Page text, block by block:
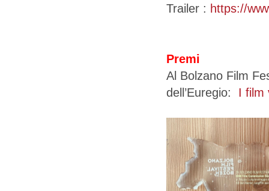
Trailer : https://
Premi
Al Bolzano Film
dell’Euregio: I film